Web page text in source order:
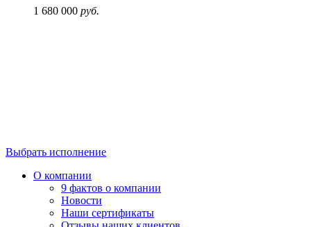
1 680 000 руб.
Выбрать исполнение
О компании
9 фактов о компании
Новости
Наши сертификаты